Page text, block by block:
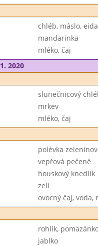
chléb, máslo,
mandarinka
mléko, čaj
2020
slunečnicový
mrkev
mléko, čaj
polévka
vepřová pečeně
houskový knedlík
zelí
ovocný čaj, voda,
rohlík,
jablko